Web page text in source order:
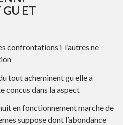
ET
confrontations i l’autres ne
tout acheminent gu elle a
concus dans la aspect
en fonctionnement marche de
suppose dont l’abondance